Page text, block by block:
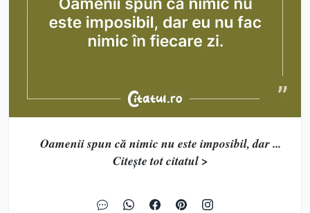
Oamenii spun că nimic nu este imposibil, dar ...
Citește tot citatul >